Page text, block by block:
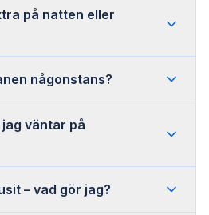
på natten eller
någonstans?
väntar på
– vad gör jag?